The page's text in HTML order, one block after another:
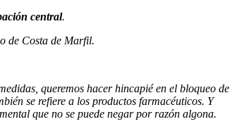
central.
de Costa de Marfil.
queremos hacer hincapié en el bloqueo de
se refiere a los productos farmacéuticos. Y
que no se puede negar por razón algona.